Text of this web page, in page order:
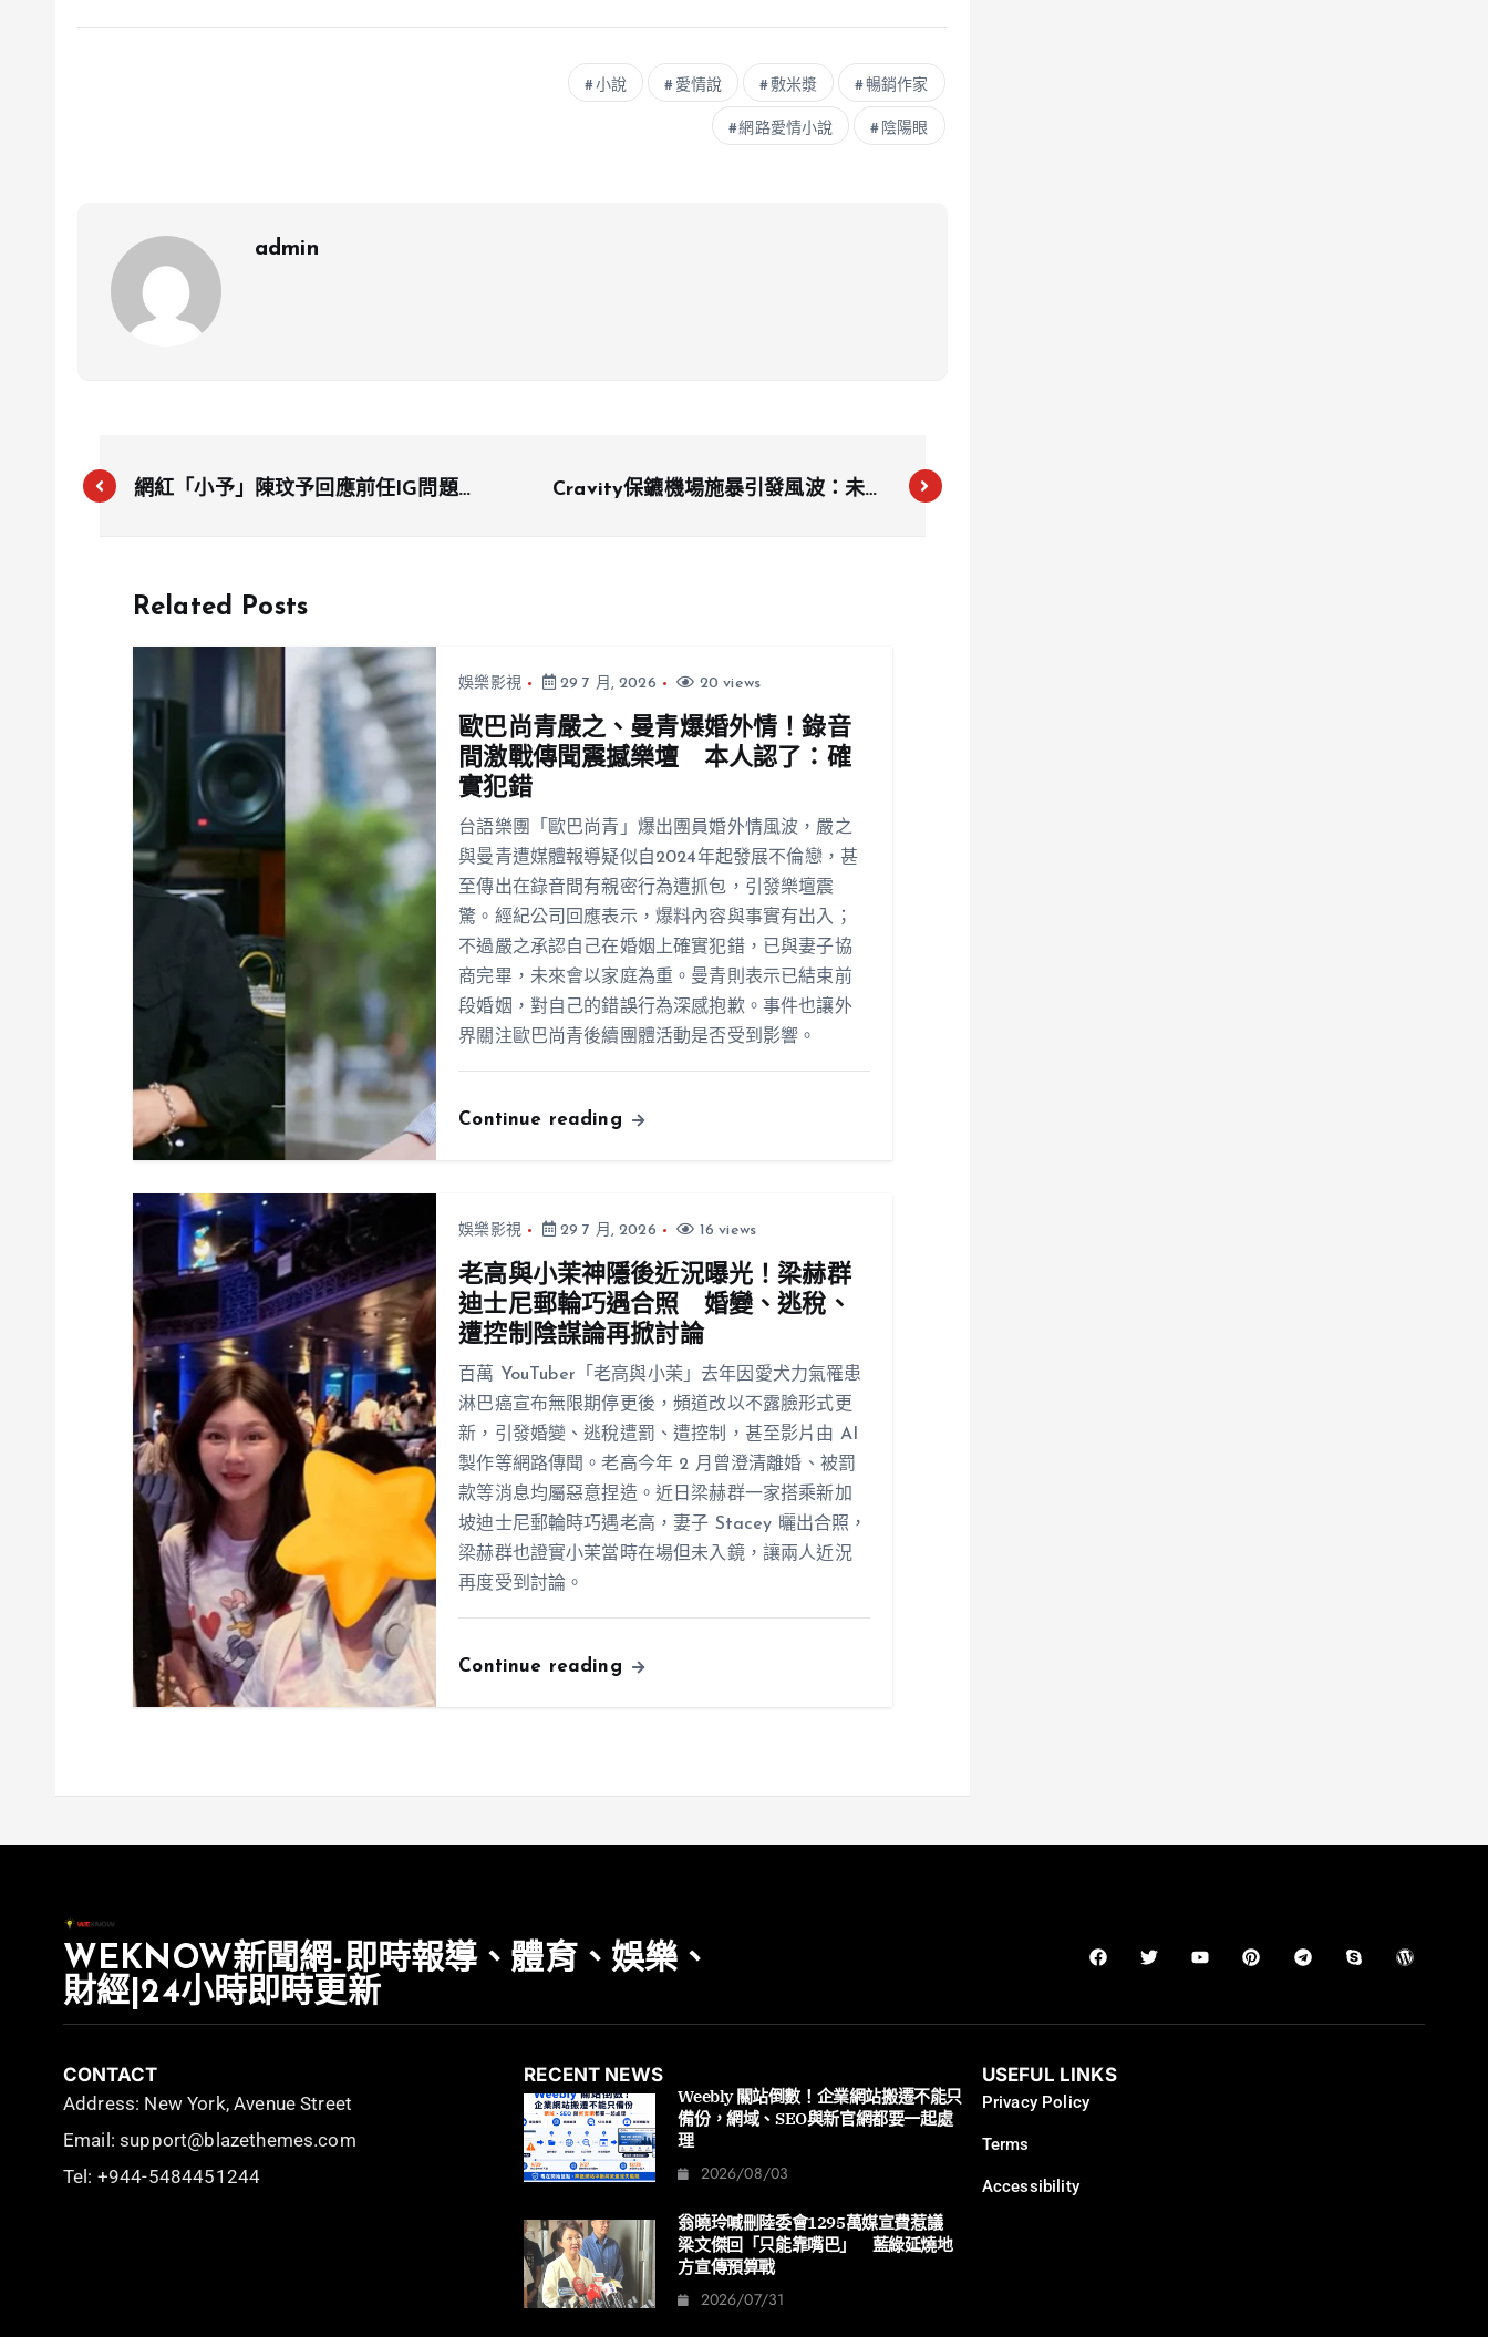
小說 愛情說 敷米漿 暢銷作家
網路愛情小說 陰陽眼
admin
網紅「小予」陳玟予回應前任IG問題：
Cravity保鑣機場施暴引發風波：未成
Related Posts
娛樂影視 29 7 月, 2026 20 views
歐巴尚青嚴之、曼青爆婚外情！錄音
間激戰傳聞震撼樂壇 本人認了：確
實犯錯
台語樂團「歐巴尚青」爆出團員婚外情風波，嚴之
與曼青遭媒體報導疑似自2024年起發展不倫戀，甚
至傳出在錄音間有親密行為遭抓包，引發樂壇震
驚。經紀公司回應表示，爆料內容與事實有出入；
不過嚴之承認自己在婚姻上確實犯錯，已與妻子協
商完畢，未來會以家庭為重。曼青則表示已結束前
段婚姻，對自己的錯誤行為深感抱歉。事件也讓外
界關注歐巴尚青後續團體活動是否受到影響。
Continue reading
娛樂影視 29 7 月, 2026 16 views
老高與小茉神隱後近況曝光！梁赫群
迪士尼郵輪巧遇合照 婚變、逃稅、
遭控制陰謀論再掀討論
百萬 YouTuber「老高與小茉」去年因愛犬力氣罹患
淋巴癌宣布無限期停更後，頻道改以不露臉形式更
新，引發婚變、逃稅遭罰、遭控制，甚至影片由 AI
製作等網路傳聞。老高今年 2 月曾澄清離婚、被罰
款等消息均屬惡意捏造。近日梁赫群一家搭乘新加
坡迪士尼郵輪時巧遇老高，妻子 Stacey 曬出合照，
梁赫群也證實小茉當時在場但未入鏡，讓兩人近況
再度受到討論。
Continue reading
WEKNOW新聞網-即時報導、體育、娛樂、
財經|24小時即時更新
CONTACT
Address: New York, Avenue Street
Email: support@blazethemes.com
Tel: +944-5484451244
RECENT NEWS
Weebly 關站倒數！企業網站搬遷不能只
備份，網域、SEO與新官網都要一起處
理
2026/08/03
翁曉玲喊刪陸委會1295萬媒宣費惹議
梁文傑回「只能靠嘴巴」 藍綠延燒地
方宣傳預算戰
2026/07/31
USEFUL LINKS
Privacy Policy
Terms
Accessibility